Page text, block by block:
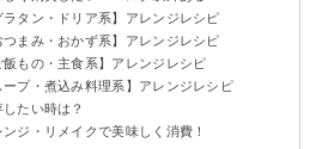
タン・ドリア系】アレンジレシピ
タン
ドリア
まみ・おかず系】アレンジレシピ
もコロッケ
巻き
の卵焼き
もの・主食系】アレンジレシピ
ス
ス
ゾット
スト
ホットサンド
プ・煮込み料理系】アレンジレシピ
プ
ンバーグ
カン
ス煮込み
煮込み
たい時は？
おすすめ
ジ・リメイクで美味しく消費！